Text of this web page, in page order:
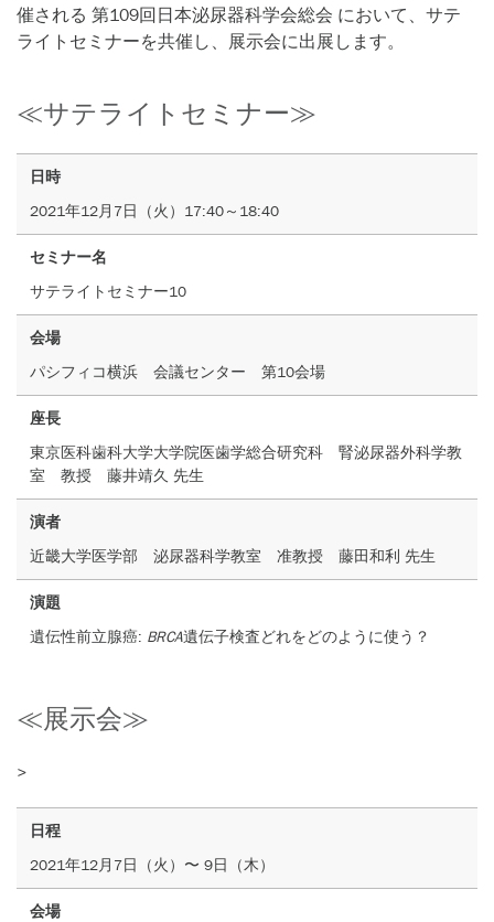
催される 第109回日本泌尿器科学会総会 において、サテ
ライトセミナーを共催し、展示会に出展します。
≪サテライトセミナー≫
日時
2021年12月7日（火）17:40～18:40
セミナー名
サテライトセミナー10
会場
パシフィコ横浜 会議センター 第10会場
座長
東京医科歯科大学大学院医歯学総合研究科 腎泌尿器外科学教
室 教授 藤井靖久 先生
演者
近畿大学医学部 泌尿器科学教室 准教授 藤田和利 先生
演題
遺伝性前立腺癌: BRCA遺伝子検査どれをどのように使う？
≪展示会≫
>
日程
2021年12月7日（火）〜 9日（木）
会場